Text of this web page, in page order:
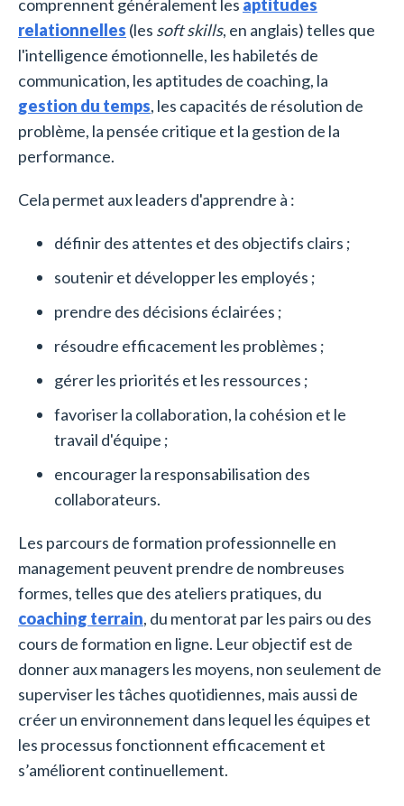
comprennent généralement les aptitudes
relationnelles (les soft skills, en anglais) telles que
l'intelligence émotionnelle, les habiletés de
communication, les aptitudes de coaching, la
gestion du temps, les capacités de résolution de
problème, la pensée critique et la gestion de la
performance.
Cela permet aux leaders d'apprendre à :
définir des attentes et des objectifs clairs ;
soutenir et développer les employés ;
prendre des décisions éclairées ;
résoudre efficacement les problèmes ;
gérer les priorités et les ressources ;
favoriser la collaboration, la cohésion et le
travail d'équipe ;
encourager la responsabilisation des
collaborateurs.
Les parcours de formation professionnelle en
management peuvent prendre de nombreuses
formes, telles que des ateliers pratiques, du
coaching terrain, du mentorat par les pairs ou des
cours de formation en ligne. Leur objectif est de
donner aux managers les moyens, non seulement de
superviser les tâches quotidiennes, mais aussi de
créer un environnement dans lequel les équipes et
les processus fonctionnent efficacement et
s’améliorent continuellement.